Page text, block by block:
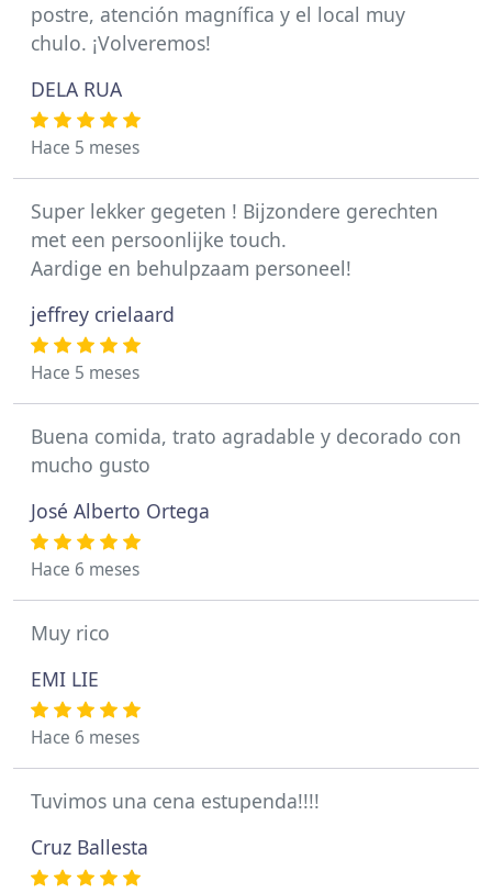
postre, atención magnífica y el local muy
chulo. ¡Volveremos!
DELA RUA
Hace 5 meses
Super lekker gegeten ! Bijzondere gerechten
met een persoonlijke touch.
Aardige en behulpzaam personeel!
jeffrey crielaard
Hace 5 meses
Buena comida, trato agradable y decorado con
mucho gusto
José Alberto Ortega
Hace 6 meses
Muy rico
EMI LIE
Hace 6 meses
Tuvimos una cena estupenda!!!!
Cruz Ballesta